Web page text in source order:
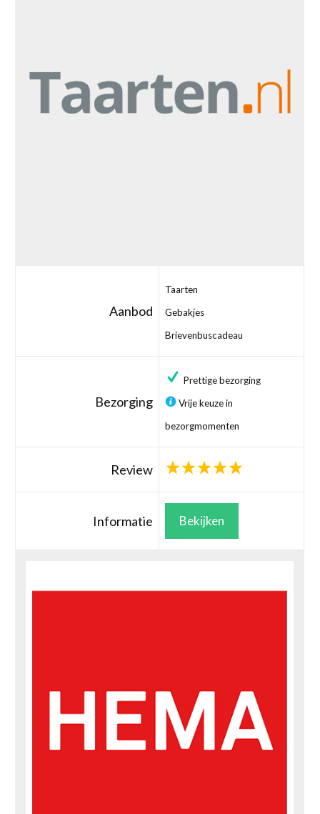
Aanbod
Taarten
Gebakjes
Brievenbuscadeau
Bezorging
Prettige bezorging
Vrije keuze in
bezorgmomenten
Review
Informatie Bekijken